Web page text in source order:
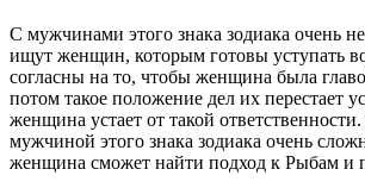
С мужчинами этого знака зодиака очень
ищут женщин, которым готовы уступать
согласны на то, чтобы женщина была
потом такое положение дел их перестает
женщина устает от такой
мужчиной этого знака зодиака очень
женщина сможет найти подход к Рыбам и